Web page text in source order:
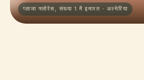
प्लाजा फ्लोरेस, संख्या 1 में इमारत · अल्मेरिया